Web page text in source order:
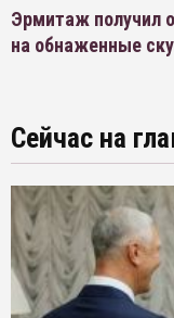
Эрмитаж получил
на обнаженные
Сейчас на